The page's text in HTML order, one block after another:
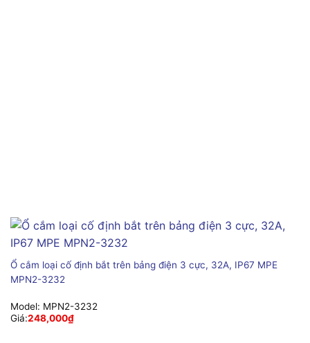
Ổ cắm loại cố định bắt trên bảng điện 3 cực, 32A, IP67 MPE
MPN2-3232
Model: MPN2-3232
Giá:248,000₫